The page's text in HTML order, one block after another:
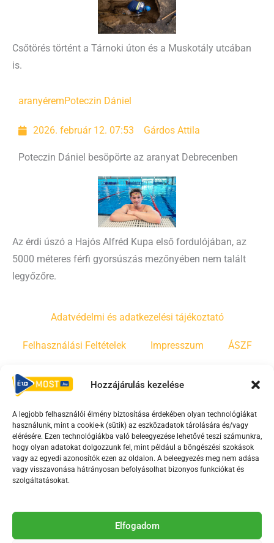
Hozzájárulás kezelése
A legjobb felhasználói élmény biztosítása érdekében olyan technológiákat
használunk, mint a cookie-k (sütik) az eszközadatok tárolására és/vagy
elérésére. Ezen technológiákba való beleegyezése lehetővé teszi számunkra,
hogy olyan adatokat dolgozzunk fel, mint például a böngészési szokások
vagy az egyedi azonosítók ezen az oldalon. A beleegyezés meg nem adása
vagy visszavonása hátrányosan befolyásolhat bizonyos funkciókat és
szolgáltatásokat.
Elfogadom
Csőtörés történt a Tárnoki úton és a Muskotály utcában
is.
aranyéremPoteczin Dániel
2026. február 12. 07:53 Gárdos Attila
Poteczin Dániel besöpörte az aranyat Debrecenben
Az érdi úszó a Hajós Alfréd Kupa első fordulójában, az
5000 méteres férfi gyorsúszás mezőnyében nem talált
legyőzőre.
Adatvédelmi és adatkezelési tájékoztató
Felhasználási Feltételek Impresszum ÁSZF
Irányelvek
F
a
c
e
b
o
Y
o
u
t
u
e
T
i
k
t
Az Érd Média médiaszolgáltatási tevékenységét a
Médiatanács a Magyar Média Mecenatúra program